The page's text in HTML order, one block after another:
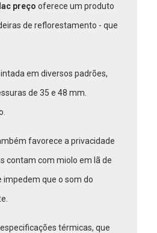
preço oferece um produto
de reflorestamento - que
em diversos padrões,
de 35 e 48 mm.
favorece a privacidade
contam com miolo em lã de
impedem que o som do
térmicas, que